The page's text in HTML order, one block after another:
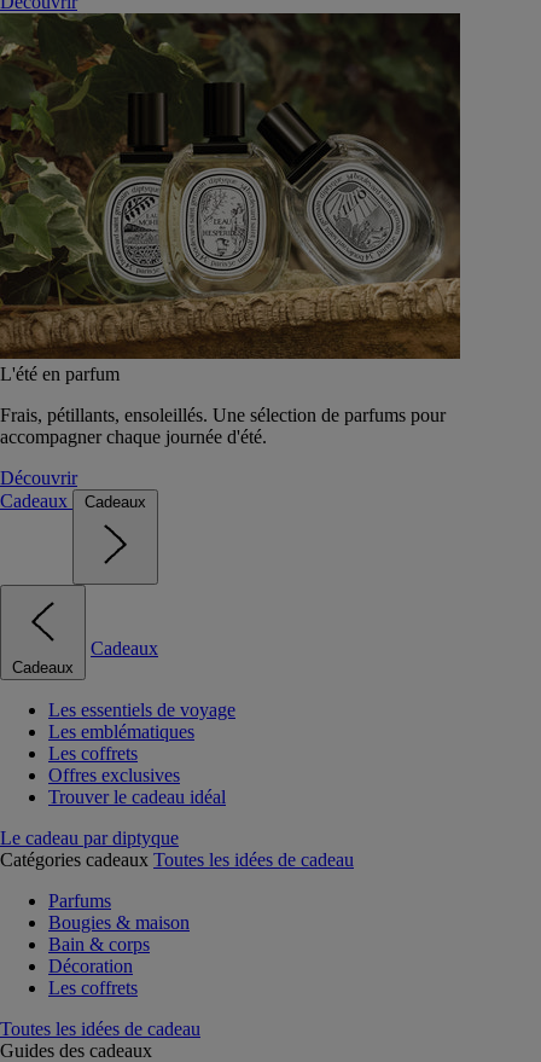
L'été en parfum
Frais, pétillants, ensoleillés. Une sélection de parfums pour
accompagner chaque journée d'été.
Découvrir
Cadeaux
Cadeaux
Cadeaux
Cadeaux
Les essentiels de voyage
Les emblématiques
Les coffrets
Offres exclusives
Trouver le cadeau idéal
Le cadeau par diptyque
Catégories cadeaux Toutes les idées de cadeau
Parfums
Bougies & maison
Bain & corps
Décoration
Les coffrets
Toutes les idées de cadeau
Guides des cadeaux